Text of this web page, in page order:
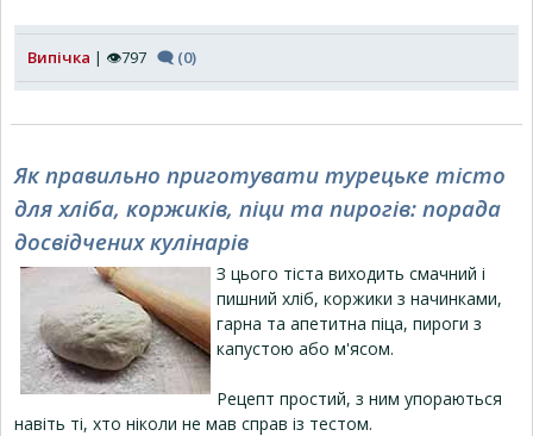
Випічка | 👁797 🗨 (0)
Як правильно приготувати турецьке тісто
для хліба, коржиків, піци та пирогів: порада
досвідчених кулінарів
З цього тіста виходить смачний і
пишний хліб, коржики з начинками,
гарна та апетитна піца, пироги з
капустою або м'ясом.
Рецепт простий, з ним упораються
навіть ті, хто ніколи не мав справ із тестом.